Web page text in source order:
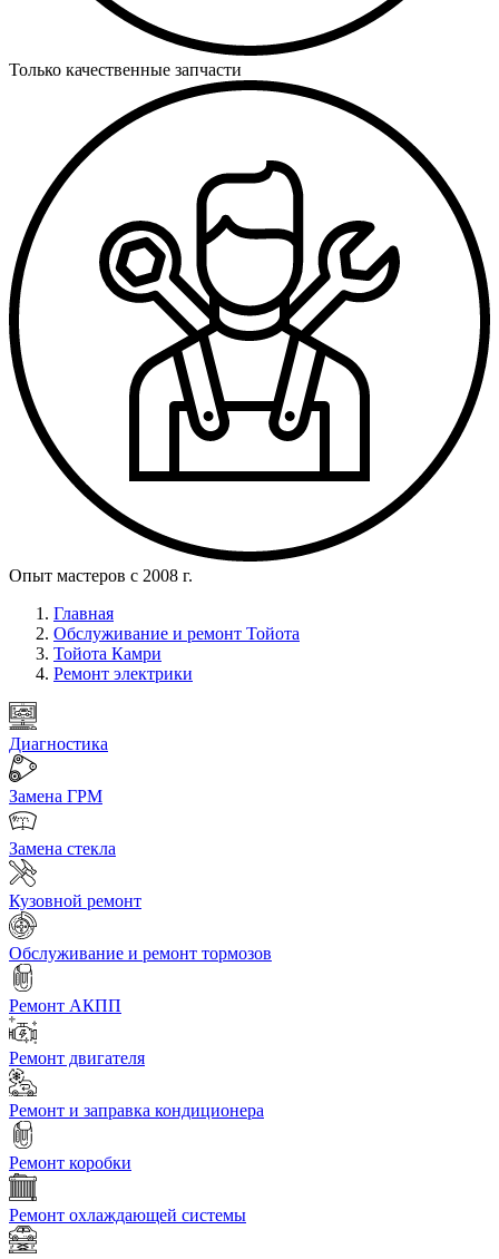
Только качественные запчасти
Опыт мастеров с 2008 г.
Главная
Обслуживание и ремонт Тойота
Тойота Камри
Ремонт электрики
Диагностика
Замена ГРМ
Замена стекла
Кузовной ремонт
Обслуживание и ремонт тормозов
Ремонт АКПП
Ремонт двигателя
Ремонт и заправка кондиционера
Ремонт коробки
Ремонт охлаждающей системы